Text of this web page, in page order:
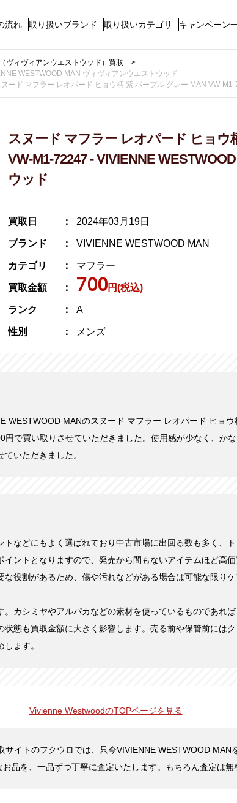
流れ 取り扱いブランド 取り扱いカテゴリ キャンペーン
ヴィヴィアンウエストウッド）買取
WESTWOOD MAN ヴィヴィアンウエストウッド
ヌード マフラー レオパード ヒョウ柄 紫 パープル グレー MAN VW-
スヌード マフラー レオパード ヒョウ
VW-M1-72247 - VIVIENNE
ウッド
買取日 2024年03月19日
ブランド VIVIENNE WESTWOOD MAN
カテゴリ マフラー
買取金額 700円(税込)
ランク A
性別 メンズ
WESTWOOD MANのスヌード マフラー レオパード ヒョ
円で買い取りさせていただきました。使用感が少なく、か
いただきました。
トなどにもよく選ばれており中古市場に出回る数も多く、
ントとなりますので、発売から間もないアイテムほど高価
な役割があるため、傷や汚れなどがある場合は可能な限りケ
。カシミヤやアルパカなどの素材を使っているものであれ
状態も買取金額に大きく影響します。売る前や保管前には
ます。
Vivienne WestwoodのTOPページを見る
サイトのフクウロでは、只今VIVIENNE WESTWOOD MAN
お品を、一品ずつ丁寧に査定いたします。もちろん査定は無